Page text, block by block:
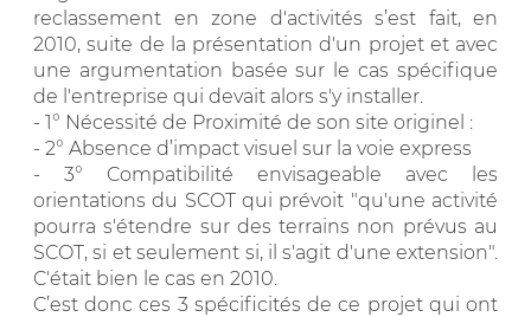
reclassement en zone d'activités s’est fait, en
2010, suite de la présentation d'un projet et avec
une argumentation basée sur le cas spécifique
de l'entreprise qui devait alors s'y installer.
- 1° Nécessité de Proximité de son site originel :
- 2° Absence d’impact visuel sur la voie express
- 3° Compatibilité envisageable avec les
orientations du SCOT qui prévoit "qu'une activité
pourra s'étendre sur des terrains non prévus au
SCOT, si et seulement si, il s'agit d'une extension".
C'était bien le cas en 2010.
C’est donc ces 3 spécificités de ce projet qui ont